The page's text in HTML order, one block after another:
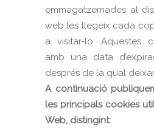
emmagatzemades al
web les llegeix cada
a visitar-lo. Aquestes
amb una data
després de la qual
A continuació
les principals cookies
Web, distingint: